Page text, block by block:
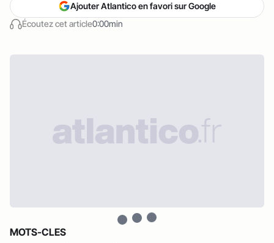
Écoutez cet article0:00min
Ajouter Atlantico en favori sur Google
MOTS-CLES